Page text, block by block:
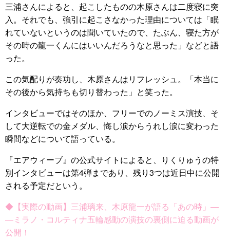
三浦さんによると、起こしたものの木原さんは二度寝に突
入。それでも、強引に起こさなかった理由については「眠
れていないというのは聞いていたので、たぶん、寝た方が
その時の龍一くんにはいいんだろうなと思った」などと語
った。
この気配りが奏功し、木原さんはリフレッシュ。「本当に
その後から気持ちも切り替わった」と笑った。
インタビューではそのほか、フリーでのノーミス演技、そ
して大逆転での金メダル、悔し涙からうれし涙に変わった
瞬間などについて語っている。
『エアウィーブ』の公式サイトによると、りくりゅうの特
別インタビューは第4弾まであり、残り3つは近日中に公開
される予定だという。
◆【実際の動画】三浦璃来、木原龍一が語る「あの時」―
―ミラノ・コルティナ五輪感動の演技の裏側に迫る動画が
公開！